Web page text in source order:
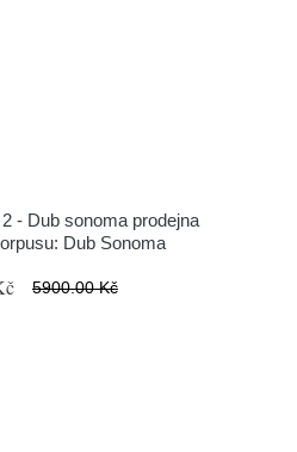
- Dub sonoma prodejna
Dub Sonoma
5900.00 Kč